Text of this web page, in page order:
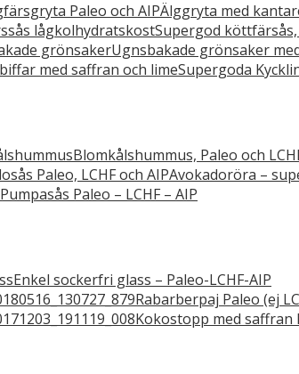
Älggryta med
Supergod köttfärsås,
Ugnsbakade grönsaker
Supergoda
Blomkålshummus, Paleo och
Avokadoröra –
Pumpasås Paleo – LCHF – AIP
Enkel sockerfri glass – Paleo-LCHF-AIP
Rabarberpaj Paleo (ej
Kokostopp med saffran